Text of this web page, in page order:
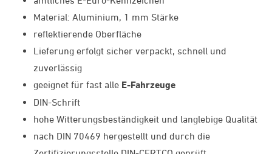
Material: Aluminium, 1 mm Stärke
reflektierende Oberfläche
Lieferung erfolgt sicher verpackt, schnell und
zuverlässig
geeignet für fast alle E-Fahrzeuge
DIN-Schrift
hohe Witterungsbeständigkeit und langlebige Qualität
nach DIN 70469 hergestellt und durch die